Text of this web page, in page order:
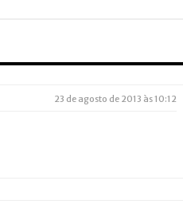
23 de agosto de 2013 às 10:12